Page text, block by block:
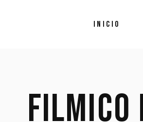
INICIO
FILMICO